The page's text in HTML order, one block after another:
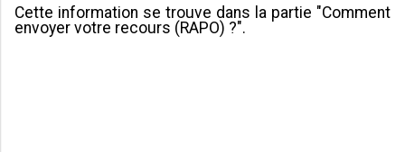
Cette information se trouve dans la partie "Comment
envoyer votre recours (RAPO) ?".